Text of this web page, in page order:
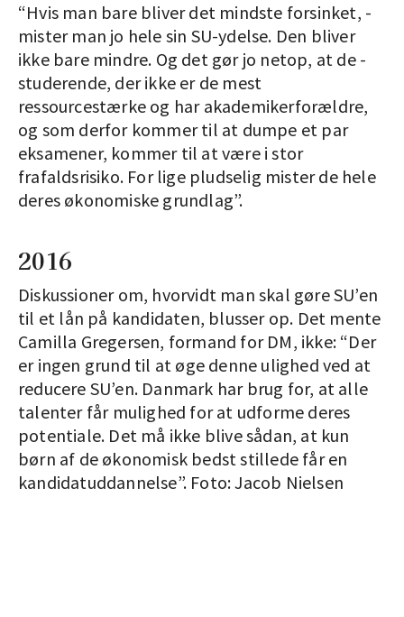
“Hvis man bare bliver det mindste forsinket, ­
mister man jo hele sin SU-ydelse. Den bliver
ikke bare mindre. Og det gør jo netop, at de ­
studerende, der ikke er de mest
ressourcestærke og har akademikerforældre,
og som derfor kommer til at dumpe et par
eksamener, kommer til at være i stor
frafaldsrisiko. For lige pludselig mister de hele
deres økonomiske grundlag”.
2016
Diskussioner om, hvorvidt man skal gøre SU’en
til et lån på kandidaten, blusser op. Det mente
Camilla Gregersen, formand for DM, ikke: “Der
er ingen grund til at øge denne ulighed ved at
reducere SU’en. Danmark har brug for, at alle
talenter får mulighed for at udforme deres
potentiale. Det må ikke blive sådan, at kun
børn af de økonomisk bedst stillede får en
kandidatuddannelse”. Foto: Jacob Nielsen